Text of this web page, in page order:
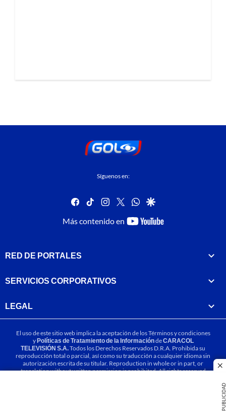
PUBLICIDAD
Síguenos en:
facebook
tiktok instagram
twitterwhatsapp
google
Más contenido en
youtube-
RED DE PORTALES
SERVICIOS CORPORATIVOS
LEGAL
El uso de este sitio web implica la aceptación de losTérminos y condiciones
yPolíticas de Tratamiento de la InformacióndeCARACOL
TELEVISIÓN S.A.Todos los Derechos Reservados D.R.A. Prohibida su
reproducción total o parcial, así como su traducción a cualquier idioma sin
autorización escrita de su titular. Reproduction in whole or in part, or
translation without written permission is prohibited. All rights reserved